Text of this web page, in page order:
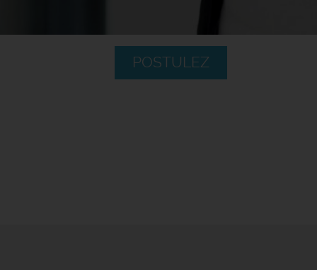
POSTULEZ